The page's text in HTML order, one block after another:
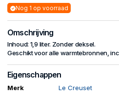
Nog 1 op voorraad
Omschrijving
Inhoud: 1,9 liter. Zonder deksel.
Geschikt voor alle warmtebronnen,
Eigenschappen
Merk
Le Creuset